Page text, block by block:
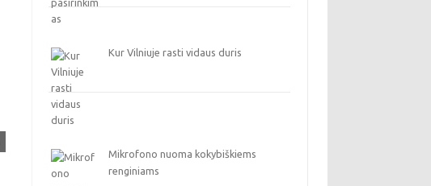
Kur Vilniuje rasti vidaus duris
Mikrofono nuoma kokybiškiems
renginiams